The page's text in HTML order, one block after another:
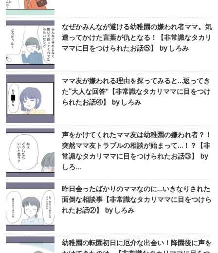
なぜかみんなが避ける幼稚園の嫌われ者ママ。気
遣ってかけた言葉が仇となる！【非常識なタカリ
ママに目をつけられたお話⑤】 by しろみ
ママ友が嫌われる理由を探ってみると…返ってき
た“大人な回答”【非常識なタカリママに目をつけ
られたお話④】 by しろみ
声をかけてくれたママ友は幼稚園の嫌われ者？！
突然ママ友トラブルの相談が始まって…！？【非
常識なタカリママに目をつけられたお話③】 by
しろ…
昨日会ったばかりのママなのに…いきなりされた
面倒な相談事【非常識なタカリママに目をつけら
れたお話②】 by しろみ
幼稚園の転園初日に厄介な出会い！降園後に声を